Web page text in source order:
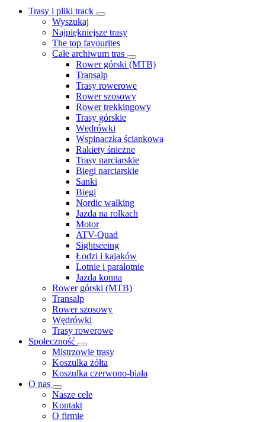
Trasy i pliki track
Wyszukaj
Najpiękniejsze trasy
The top favourites
Całe archiwum tras
Rower górski (MTB)
Transalp
Trasy rowerowe
Rower szosowy
Rower trekkingowy
Trasy górskie
Wędrówki
Wspinaczka ściankowa
Rakiety śnieżne
Trasy narciarskie
Biegi narciarskie
Sanki
Biegi
Nordic walking
Jazda na rolkach
Motor
ATV-Quad
Sightseeing
Łodzi i kajaków
Lotnie i paralotnie
Jazda konna
Rower górski (MTB)
Transalp
Rower szosowy
Wędrówki
Trasy rowerowe
Społeczność
Mistrzowie trasy
Koszulka żółta
Koszulka czerwono-biała
O nas
Nasze cele
Kontakt
O firmie